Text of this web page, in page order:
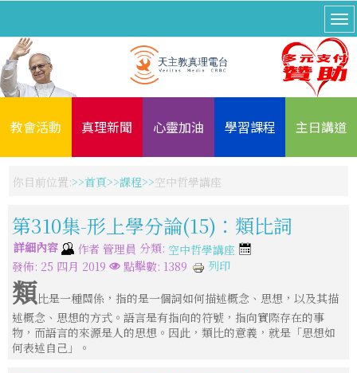
教會活動 真理新聞 心靈加油 學習課程 主日講道
你目前位置: 首頁 課程 空中哲學講座
第310集-形上學分論(15)：類比詞
詳細內容 作者 管理員 分類: 空中哲學講座
發佈: 25 四月 2019
點擊數: 1389 列印
類比是一種關係，指的是一個詞如何描述概念、思想，以及其描
述概念、思想的方式。語言是有指向的符號，指向實際存在的事
物，而語言的來源是人的思想。因此，類比的意義，就是「思想如
何表述自己」。